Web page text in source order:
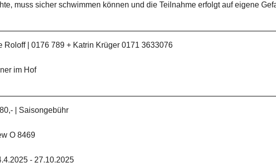
muss sicher schwimmen können und die Teilnahme erfolgt auf eigene
Roloff | 0176 789 + Katrin Krüger 0171 3633076
im Hof
| Saisongebühr
O 8469
- 27.10.2025